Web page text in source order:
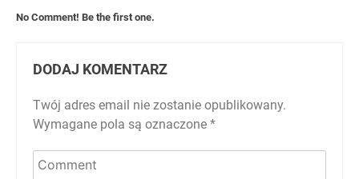
No Comment! Be the first one.
DODAJ KOMENTARZ
Twój adres email nie zostanie opublikowany.
Wymagane pola są oznaczone *